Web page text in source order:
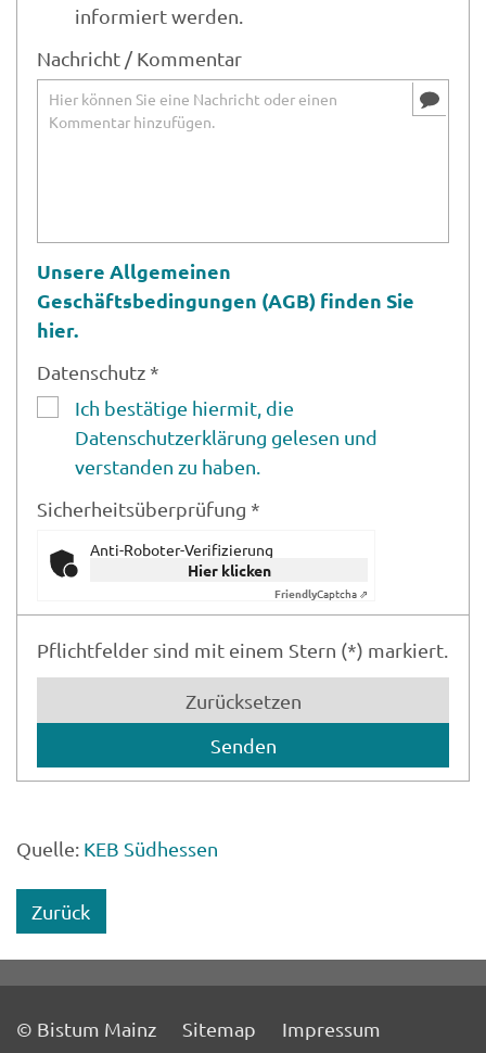
informiert werden.
Nachricht / Kommentar
Unsere Allgemeinen
Geschäftsbedingungen (AGB) finden Sie
hier.
Datenschutz *
Ich bestätige hiermit, die
Datenschutzerklärung gelesen und
verstanden zu haben.
Sicherheitsüberprüfung *
Anti-Roboter-Verifizierung
Hier klicken
FriendlyCaptcha ⇗
Pflichtfelder sind mit einem Stern (*) markiert.
Zurücksetzen
Quelle: KEB Südhessen
Zurück
© Bistum Mainz Sitemap
Impressum